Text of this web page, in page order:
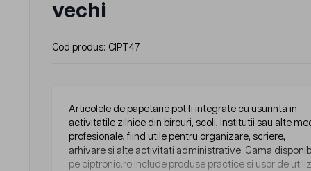
vechi
Cod produs: CIPT47
Articolele de papetarie pot fi integrate cu usurinta in
activitatile zilnice din birouri, scoli, institutii sau alte
profesionale, fiind utile pentru organizare, scriere,
arhivare si alte activitati administrative. Gama
pe ciptronic.ro include produse practice si usor de